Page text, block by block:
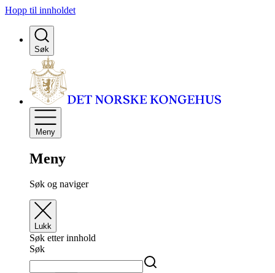
Hopp til innholdet
Søk
Meny
Meny
Søk og naviger
Lukk
Søk etter innhold
Søk